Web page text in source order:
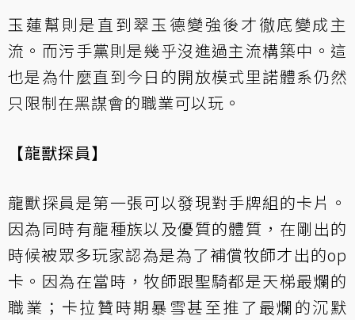
玉蓮幫則是直到翠玉德變強後才徹底變成主
流。而污手黨則是幾乎沒進過主流構築中。這
也是為什麼直到今日的開放模式里諾體系仍然
只限制在黑謀會的職業可以玩。
【龍獸探員】
龍獸探員是第一張可以發現對手牌組的卡片。
因為同時有龍種族以及優質的體質，在剛出的
時候被眾多玩家認為是為了補償牧師才出的op
卡。因為在當時，牧師跟聖騎都是天梯最爛的
職業；卡拉贊時期暴雪甚至推了最爛的沉默